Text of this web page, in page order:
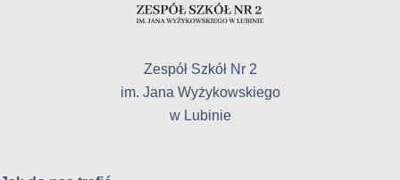
Zespół Szkół Nr 2
im. Jana Wyżykowskiego
w Lubinie